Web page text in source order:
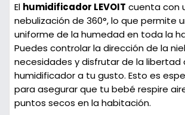
El humidificador LEVOIT cuenta con
nebulización de 360°, lo que permite
uniforme de la humedad en toda la
Puedes controlar la dirección de la
necesidades y disfrutar de la libertad
humidificador a tu gusto. Esto es
para asegurar que tu bebé respire
puntos secos en la habitación.